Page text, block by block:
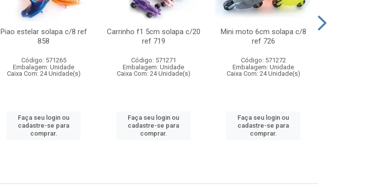
Piao estelar solapa c/8 ref
858
Código: 571265
Embalagem: Unidade
Caixa Com: 24 Unidade(s)
Faça seu login ou
cadastre-se para
comprar.
Carrinho f1 5cm solapa c/20
ref 719
Código: 571271
Embalagem: Unidade
Caixa Com: 24 Unidade(s)
Faça seu login ou
cadastre-se para
comprar.
Mini moto 6cm solapa c/8
ref 726
Código: 571272
Embalagem: Unidade
Caixa Com: 24 Unidade(s)
Faça seu login ou
cadastre-se para
comprar.